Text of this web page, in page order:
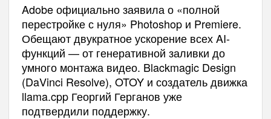
Adobe официально заявила о «полной
перестройке с нуля» Photoshop и Premiere.
Обещают двукратное ускорение всех AI-
функций — от генеративной заливки до
умного монтажа видео. Blackmagic Design
(DaVinci Resolve), OTOY и создатель движка
llama.cpp Георгий Герганов уже
подтвердили поддержку.